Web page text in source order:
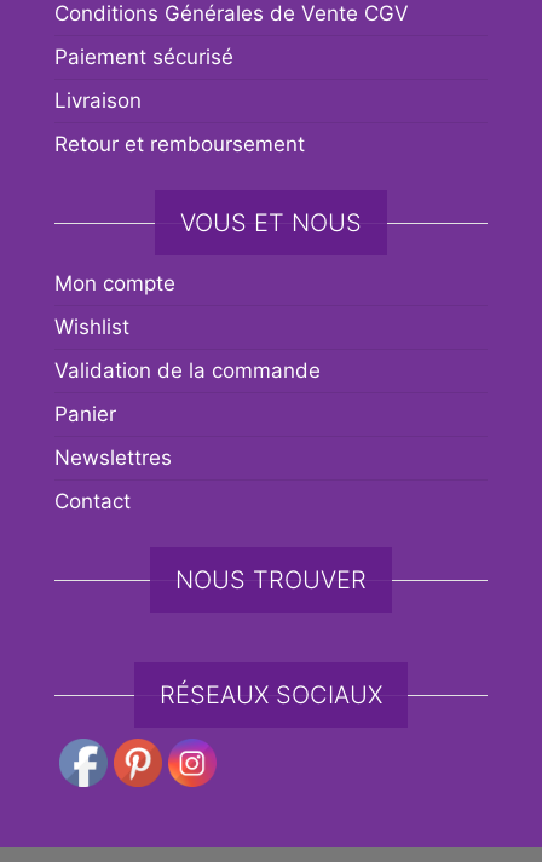
Conditions Générales de Vente CGV
Paiement sécurisé
Livraison
Retour et remboursement
VOUS ET NOUS
Mon compte
Wishlist
Validation de la commande
Panier
Newslettres
Contact
NOUS TROUVER
RÉSEAUX SOCIAUX